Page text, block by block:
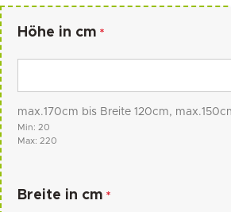
Höhe in cm *
max.170cm bis Breite 120cm,
Min: 20
Max: 220
Breite in cm *